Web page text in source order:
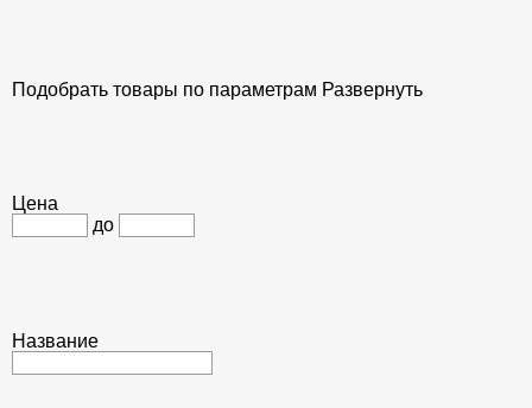
Подобрать товары по параметрам Развернуть
Цена
до
Название